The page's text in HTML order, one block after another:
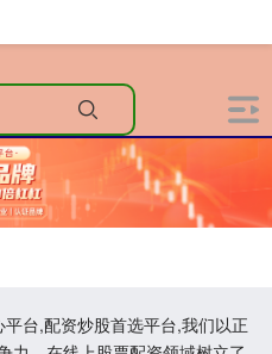
台,配资炒股首选平台,我们以正